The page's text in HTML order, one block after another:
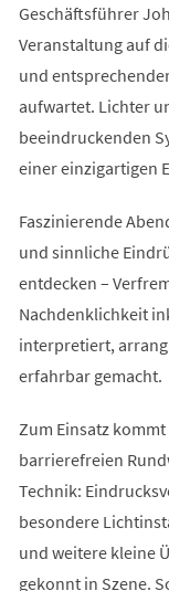
Geschäftsführer
Veranstaltung auf
und
aufwartet. Lichter
beeindruckenden
einer einzigartigen
Faszinierende
und sinnliche
entdecken –
Nachdenklichkeit
interpretiert,
erfahrbar gemacht.
Zum Einsatz
barrierefreien
Technik:
besondere
und weitere kleine
gekonnt in Szene.